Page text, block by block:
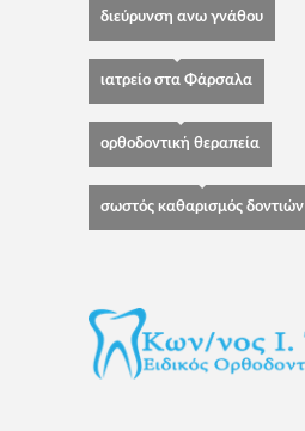
διεύρυνση ανω γνάθου
ιατρείο στα Φάρσαλα
ορθοδοντική θεραπεία
σωστός καθαρισμός δοντιών